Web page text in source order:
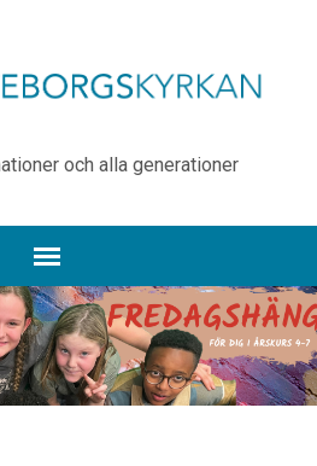
och alla generationer